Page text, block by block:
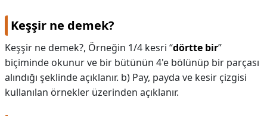
Keşşir ne demek?
Keşşir ne demek?, Örneğin 1/4 kesri “dörtte bir”
biçiminde okunur ve bir bütünün 4'e bölünüp bir parçası
alındığı şeklinde açıklanır. b) Pay, payda ve kesir çizgisi
kullanılan örnekler üzerinden açıklanır.